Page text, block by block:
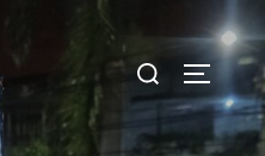
Rechercher :